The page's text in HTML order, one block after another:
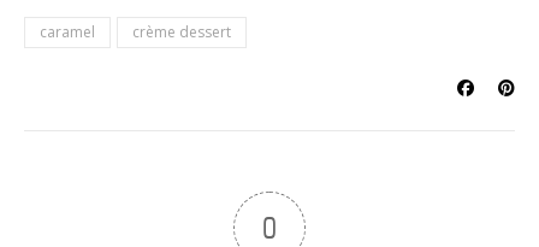
caramel crème dessert
0